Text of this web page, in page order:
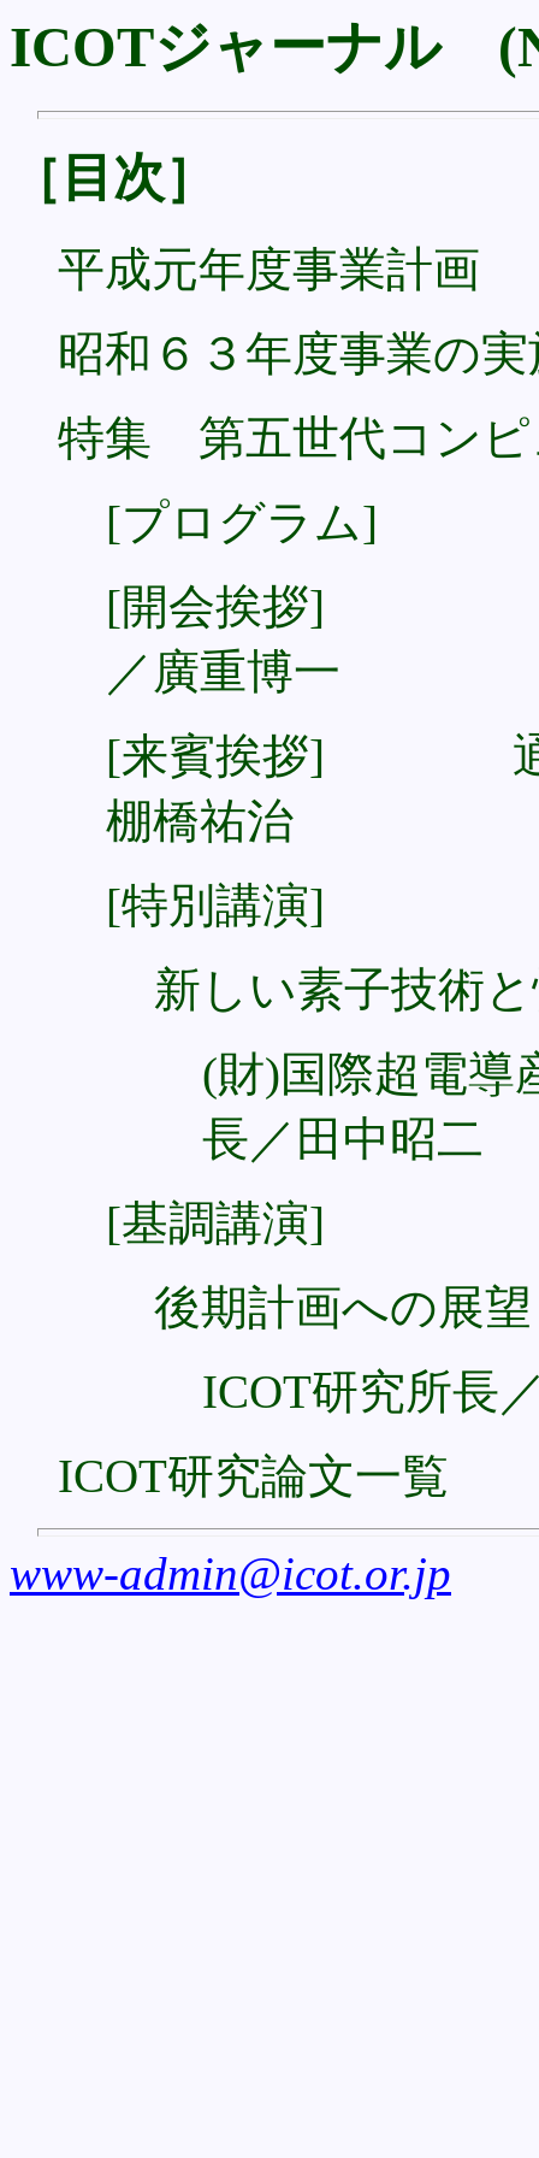
ICOTジャーナル
［目次］
平成元年度事業計画
昭和６３年度事業の
特集 第五世代コンピ
[プログラム]
[開会挨拶
／廣重博一
[来賓挨拶] 通商
棚橋祐治
[特別講演]
新しい素子技術
(財)国際超電導
長／田中昭二
[基調講演]
後期計画への展望
ICOT研究所長
ICOT研究論文一覧
www-admin@icot.or.jp